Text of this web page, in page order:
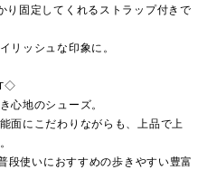
り固定してくれるストラップ付きで
リッシュな印象に。
心地のシューズ。
面にこだわりながらも、上品で上
段使いにおすすめの歩きやすい豊富